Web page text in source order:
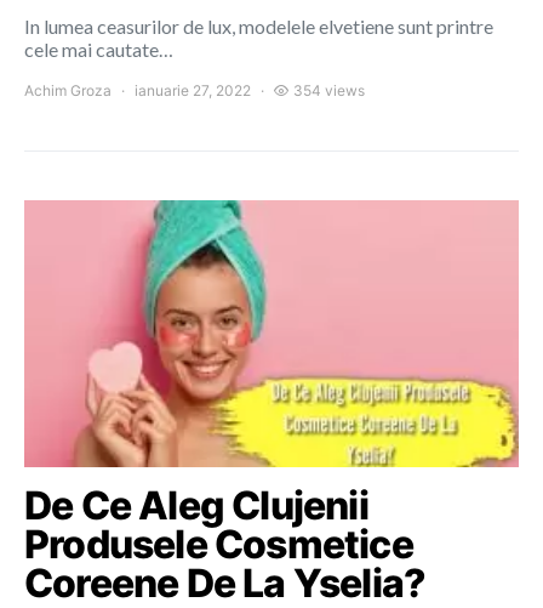
In lumea ceasurilor de lux, modelele elvetiene sunt printre
cele mai cautate…
Achim Groza ianuarie 27, 2022 354 views
De Ce Aleg Clujenii
Produsele Cosmetice
Coreene De La Yselia?